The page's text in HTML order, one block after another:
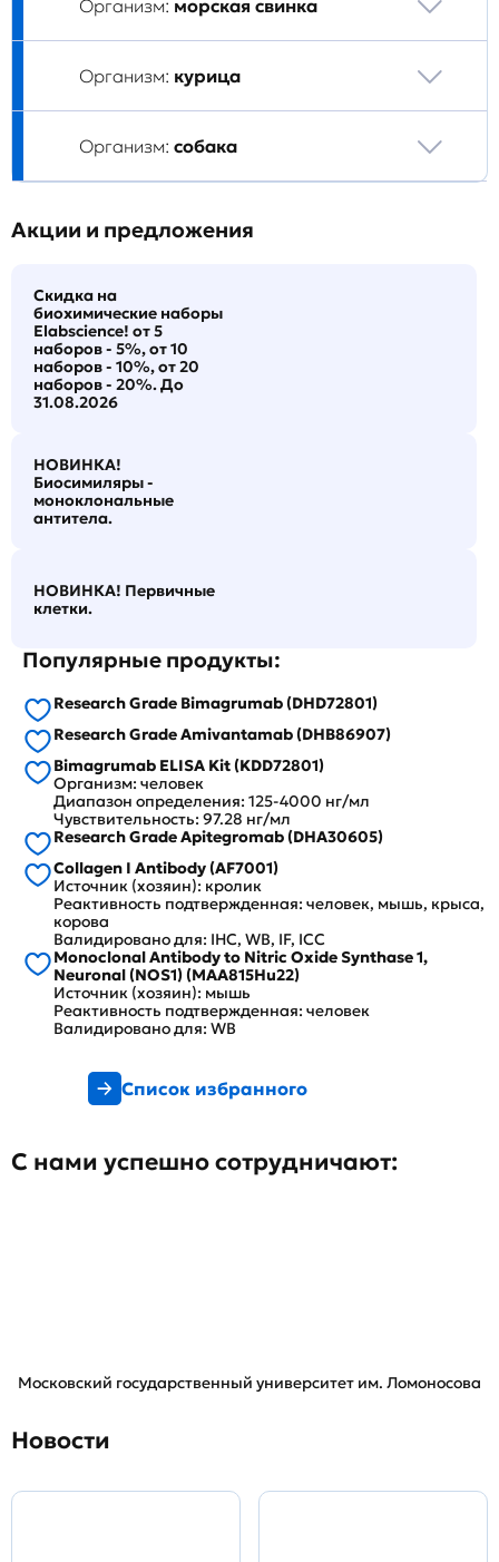
Организм: морская свинка
Организм: курица
Организм: собака
Акции и предложения
Скидка на
биохимические наборы
Elabscience! от 5
наборов - 5%, от 10
наборов - 10%, от 20
наборов - 20%. До
31.08.2026
НОВИНКА!
Биосимиляры -
моноклональные
антитела.
НОВИНКА! Первичные
клетки.
Популярные продукты:
Research Grade Bimagrumab (DHD72801)
Research Grade Amivantamab (DHB86907)
Bimagrumab ELISA Kit (KDD72801)
Организм: человек
Диапазон определения: 125-4000 нг/мл
Чувствительность: 97.28 нг/мл
Research Grade Apitegromab (DHA30605)
Collagen I Antibody (AF7001)
Источник (хозяин): кролик
Реактивность подтвержденная: человек, мышь, крыса,
корова
Валидировано для: IHC, WB, IF, ICC
Monoclonal Antibody to Nitric Oxide Synthase 1,
Neuronal (NOS1) (MAA815Hu22)
Источник (хозяин): мышь
Реактивность подтвержденная: человек
Валидировано для: WB
Список избранного
С нами успешно сотрудничают:
Московский государственный университет им. Ломоносова
Новости